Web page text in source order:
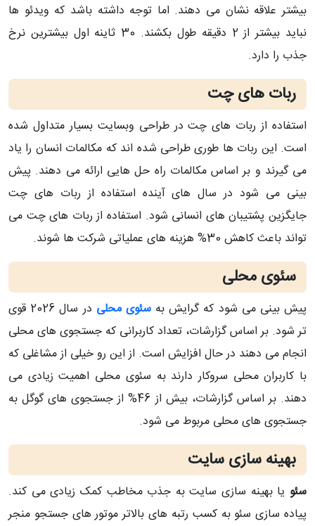
بیشتر علاقه نشان می دهند. اما توجه داشته باشد که ویدئو ها
نباید بیشتر از 2 دقیقه طول بکشند. 30 ثاینه اول بیشترین نرخ
جذب را دارد.
ربات های چت
استفاده از ربات های چت در طراحی وبسایت بسیار متداول شده
است. این ربات ها طوری طراحی شده اند که مکالمات انسان را یاد
می گیرند و بر اساس مکالمات راه حل هایی ارائه می دهند. پیش
بینی می شود در سال های آینده استفاده از ربات های چت
جایگزین پشتیبان های انسانی شود. استفاده از ربات های چت می
تواند باعث کاهش 30% هزینه های عملیاتی شرکت ها شوند.
سئوی محلی
پیش بینی می شود که گرایش بهسئوی محلی
در سال 2026 قوی
تر شود. بر اساس گزارشات، تعداد کاربرانی که جستجوی های محلی
انجام می دهند در حال افزایش است. از این رو خیلی از مشاغلی که
با کاربران محلی سروکار دارند به سئوی محلی اهمیت زیادی می
دهند. بر اساس گزارشات، بیش از 46% از جستجوی های گوگل به
جستجوی های محلی مربوط می شود.
بهینه سازی سایت
سئو یا بهینه سازی سایت به جذب مخاطب کمک زیادی می کند.
پیاده سازی سئو به کسب رتبه های بالاتر موتور های جستجو منجر